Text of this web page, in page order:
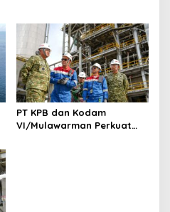
PT KPB dan Kodam
VI/Mulawarman Perkuat